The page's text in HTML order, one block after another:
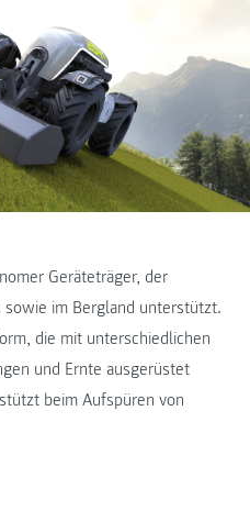
Geräteträger, der
im Bergland unterstützt.
die mit unterschiedlichen
und Ernte ausgerüstet
beim Aufspüren von